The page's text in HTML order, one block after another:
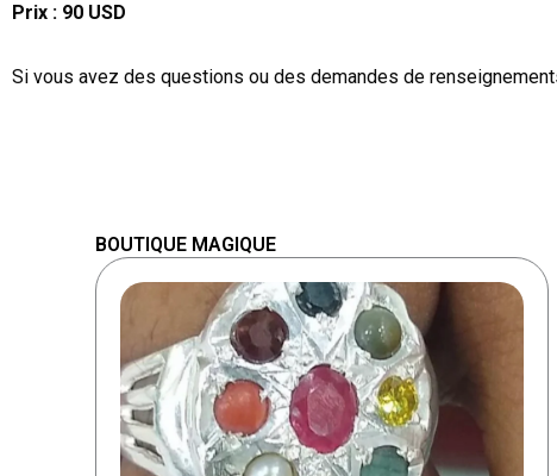
Prix : 90 USD
Si vous avez des questions ou des demandes de
BOUTIQUE MAGIQUE